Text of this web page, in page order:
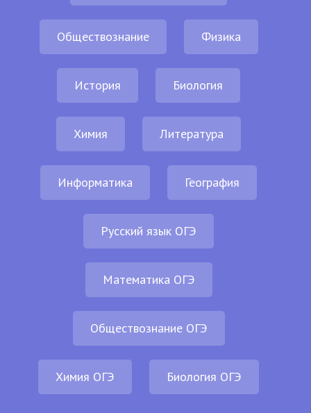
Обществознание Физика
История Биология
Химия Литература
Информатика География
Русский язык ОГЭ
Математика ОГЭ
Обществознание ОГЭ
Химия ОГЭ Биология ОГЭ